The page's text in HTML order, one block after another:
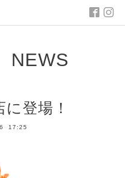
NEWS
登場！
17:25